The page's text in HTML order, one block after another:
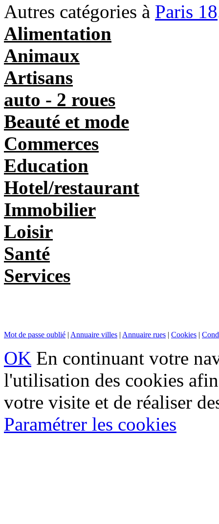
Autres catégories à Paris 18
Alimentation
Animaux
Artisans
auto - 2 roues
Beauté et mode
Commerces
Education
Hotel/restaurant
Immobilier
Loisir
Santé
Services
Mot de passe oublié | Annuaire villes | Annuaire rues | Cookies |
OK En continuant votre
l'utilisation des cookies
votre visite et de réaliser
Paramétrer les cookies